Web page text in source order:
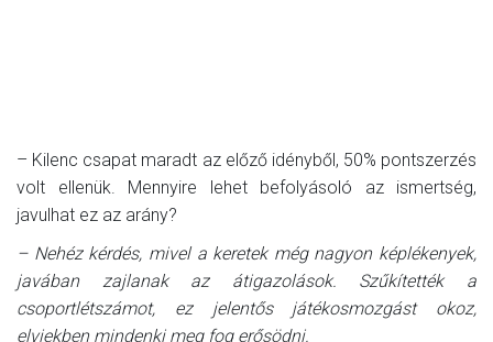
– Kilenc csapat maradt az előző idényből, 50% pontszerzés
volt ellenük. Mennyire lehet befolyásoló az ismertség,
javulhat ez az arány?
– Nehéz kérdés, mivel a keretek még nagyon képlékenyek,
javában zajlanak az átigazolások. Szűkítették a
csoportlétszámot, ez jelentős játékosmozgást okoz,
elviekben mindenki meg fog erősödni.